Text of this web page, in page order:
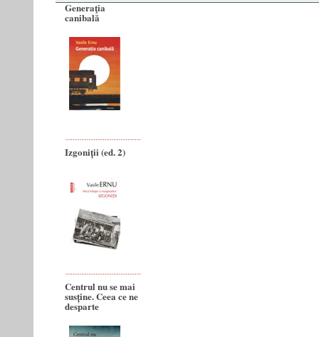
Generaţia
canibală
Izgoniții (ed. 2)
Centrul nu se mai
susține. Ceea ce ne
desparte